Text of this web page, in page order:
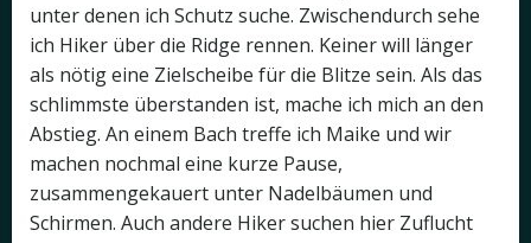
unter denen ich Schutz suche. Zwischendurch sehe
ich Hiker über die Ridge rennen. Keiner will länger
als nötig eine Zielscheibe für die Blitze sein. Als das
schlimmste überstanden ist, mache ich mich an den
Abstieg. An einem Bach treffe ich Maike und wir
machen nochmal eine kurze Pause,
zusammengekauert unter Nadelbäumen und
Schirmen. Auch andere Hiker suchen hier Zuflucht